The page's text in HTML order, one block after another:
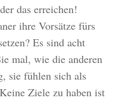
das erreichen!
ihre Vorsätze fürs
Es sind acht
mal, wie die anderen
sie fühlen sich als
Ziele zu haben ist